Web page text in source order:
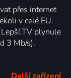
přes internet
v celé EU.
plynule
3 Mb/s).